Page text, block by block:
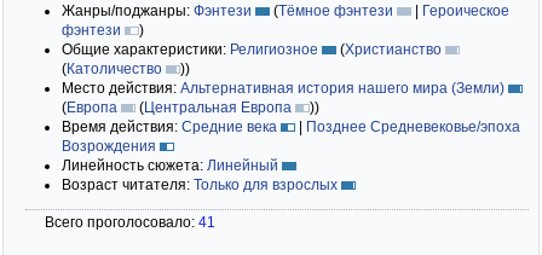
Жанры/поджанры: Фэнтези (Тёмное фэнтези | Героическое
фэнтези
)
Общие характеристики: Религиозное (Христианство
(Католичество ))
Место действия: Альтернативная история нашего мира (Земли)
(Европа (Центральная Европа ))
Время действия: Средние века | Позднее Средневековье/эпоха
Возрождения
Линейность сюжета: Линейный
Возраст читателя: Только для взрослых
Всего проголосовало: 41